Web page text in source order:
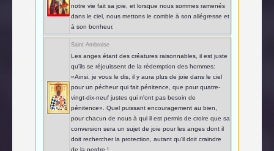
notre vie fait sa joie, et lorsque nous sommes ramenés
dans le ciel, nous mettons le comble à son allégresse et
à son bonheur.
Saint Ambroise
Les anges étant des créatures raisonnables, il est juste
qu'ils se réjouissent de la rédemption des hommes:
«Ainsi, je vous le dis, il y aura plus de joie dans le ciel
pour un pécheur qui fait pénitence, que pour quatre-
vingt-dix-neuf justes qui n'ont pas besoin de
pénitence». Quel puissant encouragement au bien,
pour chacun de nous à qui il est permis de croire que sa
conversion sera un sujet de joie pour les anges dont il
doit rechercher la protection, autant qu'il doit craindre
de la perdre !